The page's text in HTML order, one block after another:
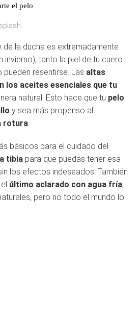
el pelo
de la ducha es extremadamente
invierno), tanto la piel de tu cuero
resentirse. Las altas
los aceites esenciales que tu
natural. Esto hace que tu pelo
y sea más propenso al
rotura.
básicos para el cuidado del
tibia para que puedas tener esa
los efectos indeseados. También
último aclarado con agua fría,
pero no todo el mundo lo